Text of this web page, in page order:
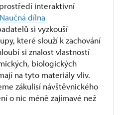
interaktivní
dílna
si vyzkouší
které slouží k zachování
si znalost vlastností
biologických
na tyto materiály vliv.
zákulisí návštěvnického
o nic méně zajímavé než